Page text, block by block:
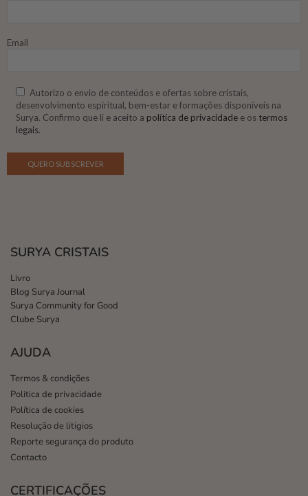
Email
Autorizo o envio de conteúdos e ofertas sobre cristais,
desenvolvimento espiritual, bem-estar e formações disponíveis na
Surya. Confirmo que li e aceito a política de privacidade e os termos
legais.
SURYA CRISTAIS
Livro
Blog Surya Journal
Surya Community for Good
Clube Surya
AJUDA
Termos & condições
Politica de privacidade
Política de cookies
Resolução de litigios
Reporte segurança do produto
Contacto
CERTIFICAÇÕES